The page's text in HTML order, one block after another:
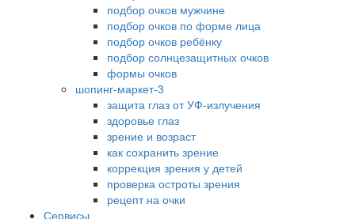
подбор очков мужчине
подбор очков по форме лица
подбор очков ребёнку
подбор солнцезащитных очков
формы очков
шопинг-маркет-3
защита глаз от УФ-излучения
здоровье глаз
зрение и возраст
как сохранить зрение
коррекция зрения у детей
проверка остроты зрения
рецепт на очки
Сервисы